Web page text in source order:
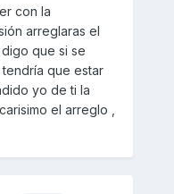
con la
arreglaras el
que si se
que estar
yo de ti la
el arreglo ,